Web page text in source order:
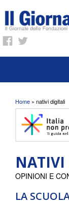
Tu sei qui
Home » nativi digitali
LA
OPINIONI E